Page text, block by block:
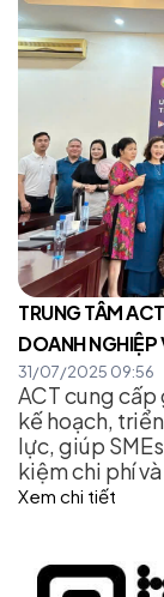
TRUNG TÂM
DOANH NGHIỆP
31/07/2025 09:56
ACT cung
kế hoạch,
lực, giúp
kiệm chi phí
Xem chi tiết